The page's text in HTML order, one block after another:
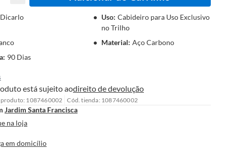
Dicarlo Uso: Cabideiro para Uso Exclusivo
no Trilho
Material: Aço Carbono
: 90 Dias
está sujeito aodireito de devolução
produto: 1087460002 Cód. tienda: 1087460002
Jardim Santa Francisca
na loja
em domicílio